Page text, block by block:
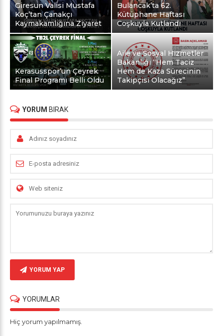
Giresun Valisi Mustafa
Koç’tan Çanakçı
Kaymakamlığına Ziyaret
Bulancak’ta 62.
Kütüphane Haftası
Coşkuyla Kutlandı
Kerasusspor’un Çeyrek
Final Programı Belli Oldu
Aile ve Sosyal Hizmetler
Bakanlığı “Hem Taciz
Hem de Kaza Sürecinin
Takipçisi Olacağız”
YORUM BIRAK
YORUM YAP
YORUMLAR
Hiç yorum yapılmamış.